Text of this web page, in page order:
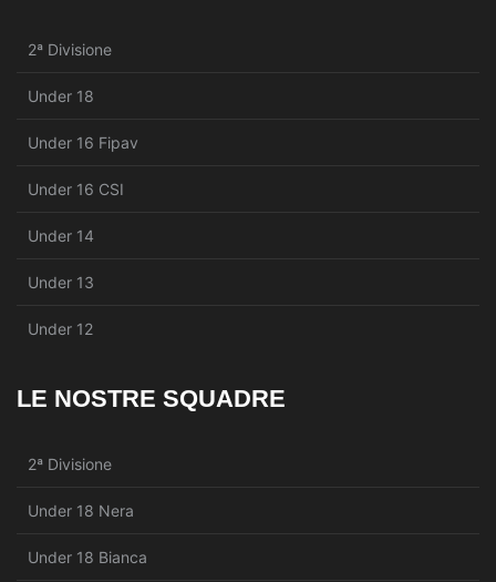
2ª Divisione
Under 18
Under 16 Fipav
Under 16 CSI
Under 14
Under 13
Under 12
LE NOSTRE SQUADRE
2ª Divisione
Under 18 Nera
Under 18 Bianca